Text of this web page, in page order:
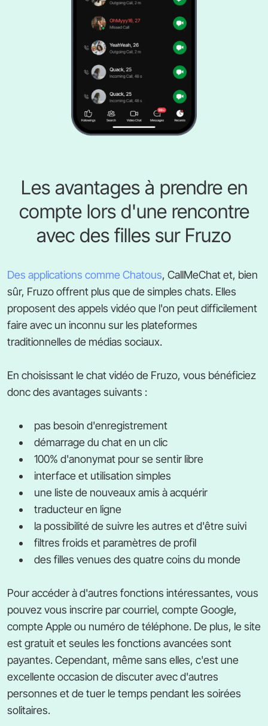
Les avantages à prendre en
compte lors d'une rencontre
avec des filles sur Fruzo
Des applications comme Chatous, CallMeChat et, bien
sûr, Fruzo offrent plus que de simples chats. Elles
proposent des appels vidéo que l'on peut difficilement
faire avec un inconnu sur les plateformes
traditionnelles de médias sociaux.
En choisissant le chat vidéo de Fruzo, vous bénéficiez
donc des avantages suivants :
pas besoin d'enregistrement
démarrage du chat en un clic
100% d'anonymat pour se sentir libre
interface et utilisation simples
une liste de nouveaux amis à acquérir
traducteur en ligne
la possibilité de suivre les autres et d'être suivi
filtres froids et paramètres de profil
des filles venues des quatre coins du monde
Pour accéder à d'autres fonctions intéressantes, vous
pouvez vous inscrire par courriel, compte Google,
compte Apple ou numéro de téléphone. De plus, le site
est gratuit et seules les fonctions avancées sont
payantes. Cependant, même sans elles, c'est une
excellente occasion de discuter avec d'autres
personnes et de tuer le temps pendant les soirées
solitaires.